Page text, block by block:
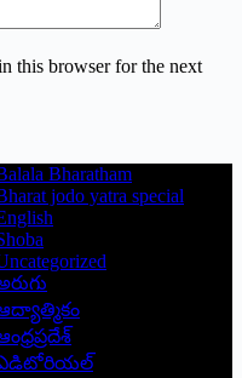
this browser for the next
Bharatham
jodo yatra special